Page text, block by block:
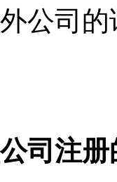
公司
注册